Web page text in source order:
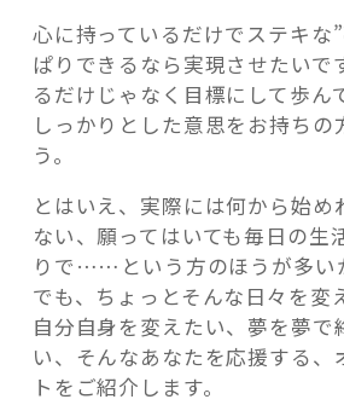
心に持っているだけでステキな
ぱりできるなら実現させたいで
るだけじゃなく目標にして歩ん
しっかりとした意思をお持ちの
う。
とはいえ、実際には何から始め
ない、願ってはいても毎日の生
りで……という方のほうが多い
でも、ちょっとそんな日々を変
自分自身を変えたい、夢を夢で
い、そんなあなたを応援する、
トをご紹介します。